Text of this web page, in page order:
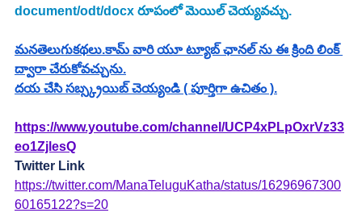
document/odt/docx రూపంలో మెయిల్ చెయ్యవచ్చు.
మనతెలుగుకథలు.కామ్ వారి యూ ట్యూబ్ ఛానల్ ను ఈ క్రింది లింక్
ద్వారా చేరుకోవచ్చును.
దయ చేసి సబ్స్క్రయిబ్ చెయ్యండి ( పూర్తిగా ఉచితం ).
https://www.youtube.com/channel/UCP4xPLpOxrVz33
eo1ZjlesQ
Twitter Link
https://twitter.com/ManaTeluguKatha/status/16296967300
60165122?s=20